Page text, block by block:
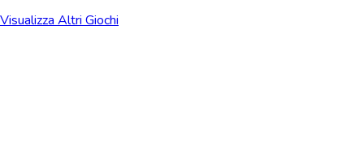
Visualizza Altri Giochi